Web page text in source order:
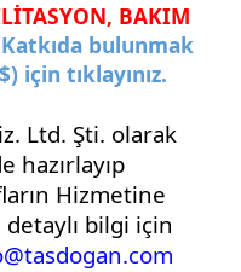
BAKIM
Katkıda bulunmak
için tıklayınız.
Ltd. Şti. olarak
hazırlayıp
Hizmetine
bilgi için